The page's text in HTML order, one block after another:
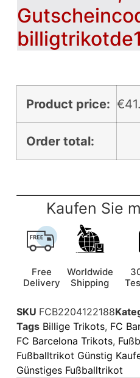
Product price: €
Order total:
Kaufen Sie
Free
Delivery
Worldwide
Shipping
SKU FCB2204122188
Tags Billige Trikots, FC
FC Barcelona Trikots,
Fußballtrikot Günstig
Günstiges Fußballtrikot